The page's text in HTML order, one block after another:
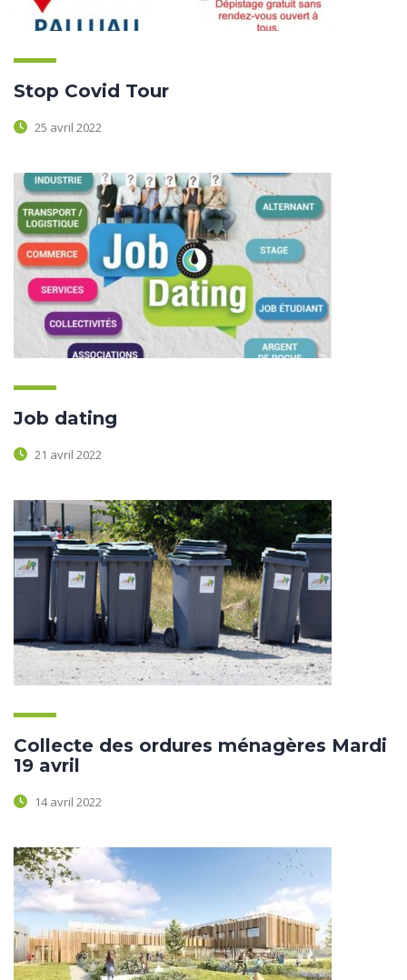
Stop Covid Tour
25 avril 2022
Job dating
21 avril 2022
Collecte des ordures ménagères Mardi
19 avril
14 avril 2022